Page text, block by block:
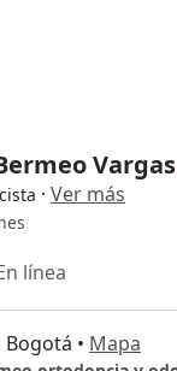
Vargas
· Ver más
línea
Bogotá • Mapa